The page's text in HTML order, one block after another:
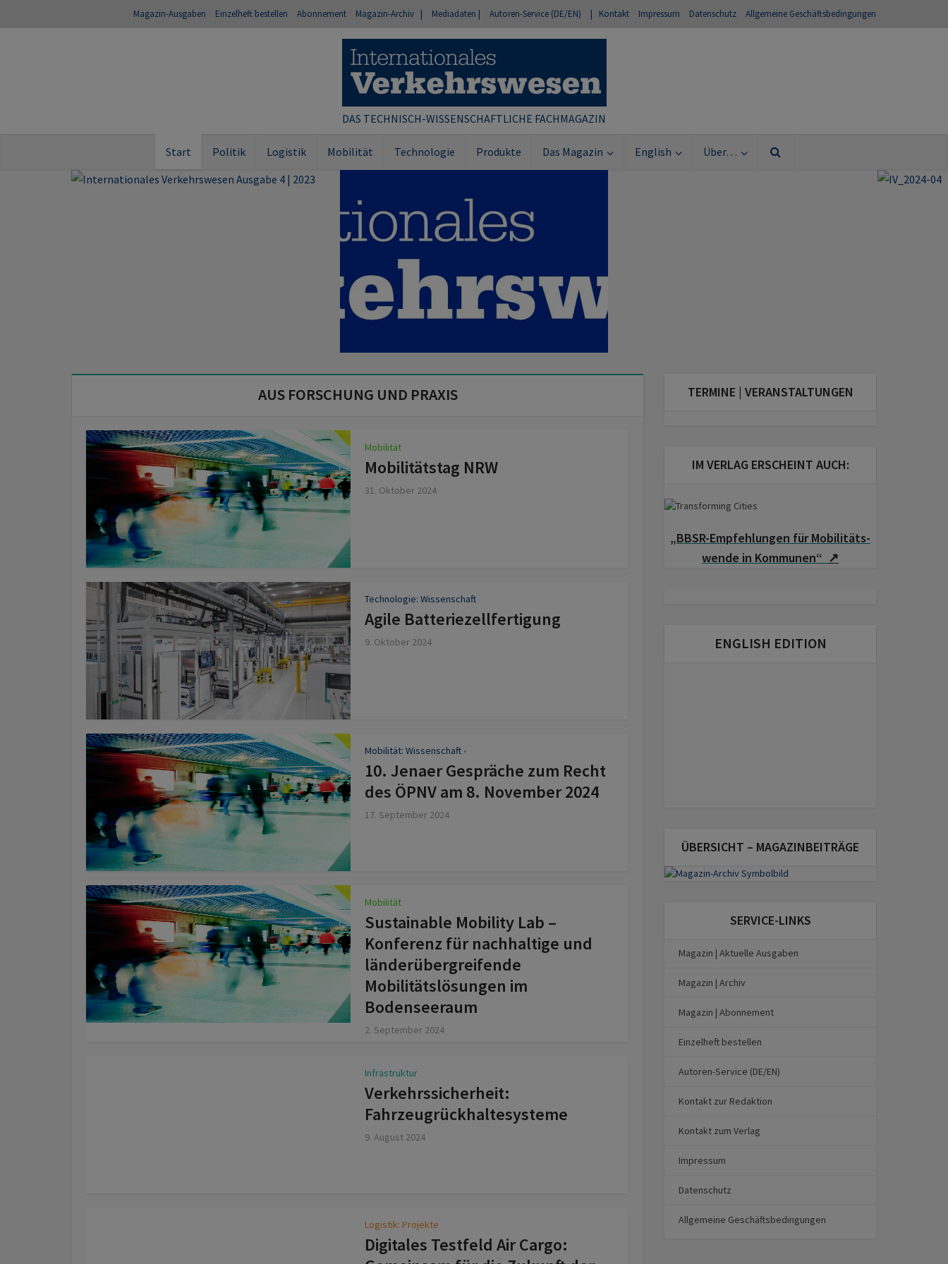
Magazin-Ausgaben Einzelheft bestellen Abonnement Magazin-Archiv | Mediadaten | Autoren-Service (DE/EN) | Kontakt Impressum Datenschutz Allgemeine Geschäftsbedingungen
DAS TECHNISCH-WISSENSCHAFTLICHE FACHMAGAZIN
Start Politik Logistik Mobilität Technologie Produkte Das Magazin English Über…
AUS FORSCHUNG UND PRAXIS
Mobilität
Mobilitätstag NRW
31. Oktober 2024
Technologie: Wissenschaft
Agile Batteriezellfertigung
9. Oktober 2024
Mobilität: Wissenschaft •
10. Jenaer Gespräche zum Recht
des ÖPNV am 8. November 2024
17. September 2024
Mobilität
Sustainable Mobility Lab –
Konferenz für nachhaltige und
länderübergreifende
Mobilitätslösungen im
Bodenseeraum
2. September 2024
Infrastruktur
Verkehrssicherheit:
Fahrzeugrückhaltesysteme
9. August 2024
Logistik: Projekte
Digitales Testfeld Air Cargo:
TERMINE | VERANSTALTUNGEN
IM VERLAG ERSCHEINT AUCH:
„BBSR-Empfehlungen für Mobilitäts­
wende in Kommunen“ ↗
ENGLISH EDITION
ÜBERSICHT – MAGAZINBEITRÄGE
SERVICE-LINKS
Magazin | Aktuelle Ausgaben
Magazin | Archiv
Magazin | Abonnement
Einzelheft bestellen
Autoren-Service (DE/EN)
Kontakt zur Redaktion
Kontakt zum Verlag
Impressum
Datenschutz
Allgemeine Geschäftsbedingungen